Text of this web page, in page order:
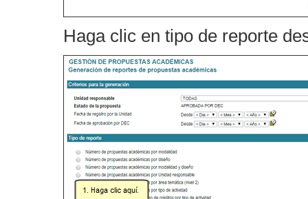
Haga clic en tipo de reporte